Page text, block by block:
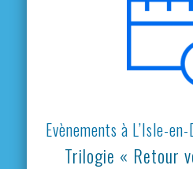
Evènements à L’Isle-en-
Trilogie « Retour